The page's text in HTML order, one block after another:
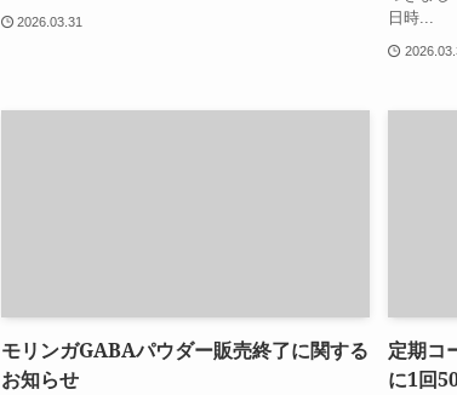
2026.03.31
日時...
モリンガGABAパウダー販売終了に関する
お知らせ
定期コ
に1回